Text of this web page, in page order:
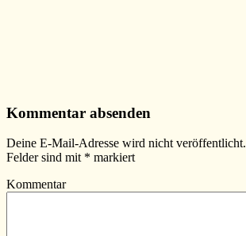
Kommentar absenden
Deine E-Mail-Adresse wird nicht veröffentlicht.
Felder sind mit * markiert
Kommentar